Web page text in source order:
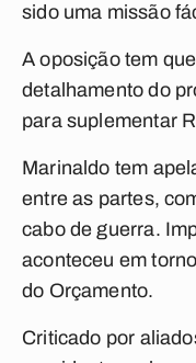
sido uma missão
A oposição tem
detalhamento do
para suplementar
Marinaldo tem
entre as partes,
cabo de guerra.
aconteceu em
do Orçamento.
Criticado por